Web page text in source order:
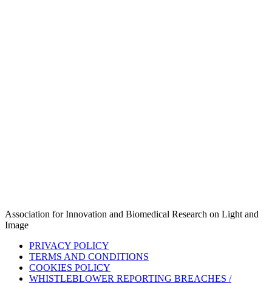
Association for Innovation and Biomedical Research on Light and
Image
PRIVACY POLICY
TERMS AND CONDITIONS
COOKIES POLICY
WHISTLEBLOWER REPORTING BREACHES /